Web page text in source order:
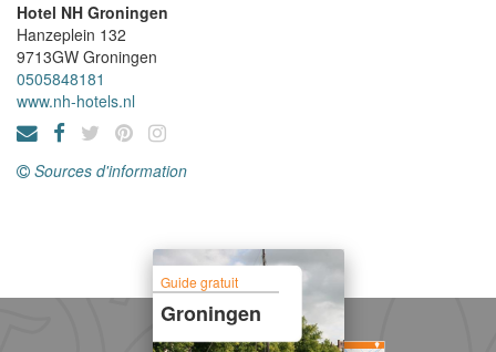
Hotel NH Groningen
Hanzeplein 132
9713GW Groningen
0505848181
www.nh-hotels.nl
Sources d'information
Guide gratuit
Groningen